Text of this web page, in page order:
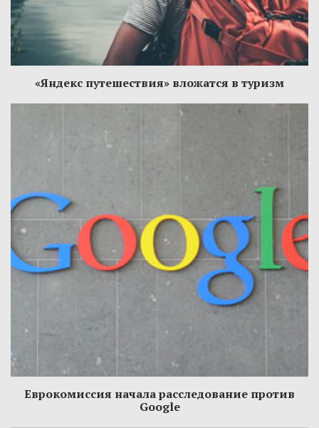
«Яндекс путешествия» вложатся в туризм
Еврокомиссия начала расследование против
Google